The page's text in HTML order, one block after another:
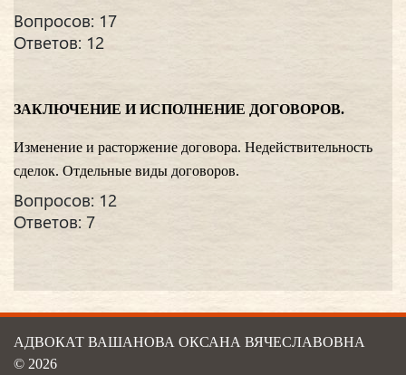
Вопросов: 17
Ответов: 12
ЗАКЛЮЧЕНИЕ И ИСПОЛНЕНИЕ ДОГОВОРОВ.
Изменение и расторжение договора. Недействительность
сделок. Отдельные виды договоров.
Вопросов: 12
Ответов: 7
АДВОКАТ ВАШАНОВА ОКСАНА ВЯЧЕСЛАВОВНА
© 2026